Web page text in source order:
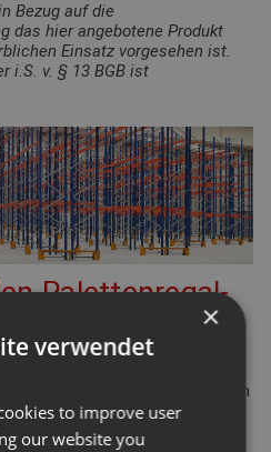
Bezug auf die
das hier angebotene Produkt
Einsatz vorgesehen ist.
i.S. v. § 13 BGB ist
Palettenregal-
für Palettenregale gibt es
und einzuhalten. Viele davon
geregelt. Aber
eine bedeutende Rolle.
×
verwendet
to improve user
our website you